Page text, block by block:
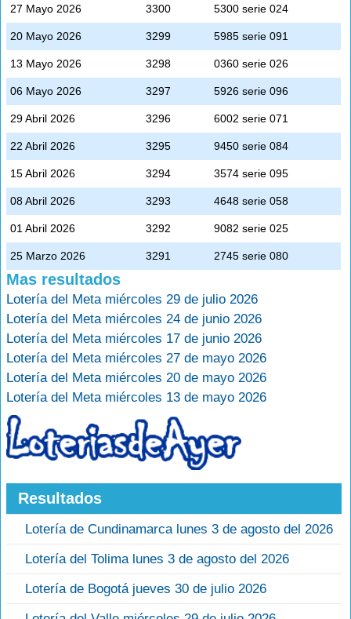
27 Mayo 2026 3300 5300 serie 024
20 Mayo 2026 3299 5985 serie 091
13 Mayo 2026 3298 0360 serie 026
06 Mayo 2026 3297 5926 serie 096
29 Abril 2026 3296 6002 serie 071
22 Abril 2026 3295 9450 serie 084
15 Abril 2026 3294 3574 serie 095
08 Abril 2026 3293 4648 serie 058
01 Abril 2026 3292 9082 serie 025
25 Marzo 2026 3291 2745 serie 080
Mas resultados
Lotería del Meta miércoles 29 de julio 2026
Lotería del Meta miércoles 24 de junio 2026
Lotería del Meta miércoles 17 de junio 2026
Lotería del Meta miércoles 27 de mayo 2026
Lotería del Meta miércoles 20 de mayo 2026
Lotería del Meta miércoles 13 de mayo 2026
Resultados
Lotería de Cundinamarca lunes 3 de agosto del 2026
Lotería del Tolima lunes 3 de agosto del 2026
Lotería de Bogotá jueves 30 de julio 2026